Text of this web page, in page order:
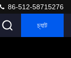
86-512-58715276
চ্যাট